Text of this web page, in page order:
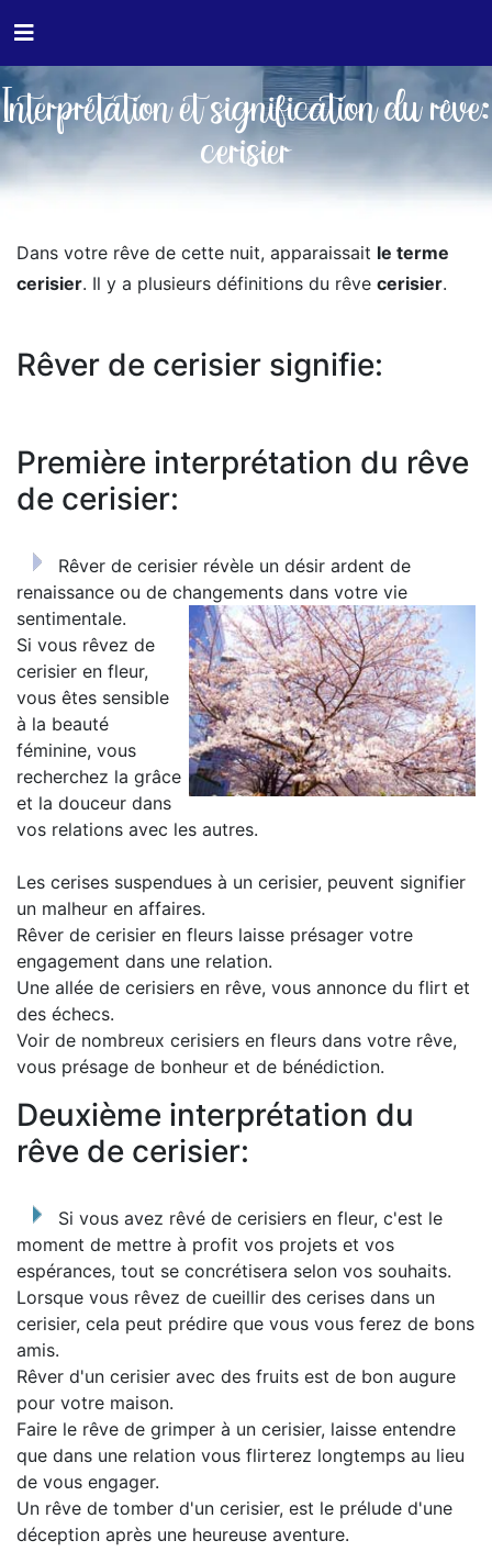
Interprétation et signification du rêve:
cerisier
Dans votre rêve de cette nuit, apparaissait le terme
cerisier. Il y a plusieurs définitions du rêve cerisier.
Rêver de cerisier signifie:
Première interprétation du rêve
de cerisier:
Rêver de cerisier révèle un désir ardent de
renaissance ou de changements dans votre vie
sentimentale.
Si vous rêvez de
cerisier en fleur,
vous êtes sensible
à la beauté
féminine, vous
recherchez la grâce
et la douceur dans
vos relations avec les autres.
Les cerises suspendues à un cerisier, peuvent signifier
un malheur en affaires.
Rêver de cerisier en fleurs laisse présager votre
engagement dans une relation.
Une allée de cerisiers en rêve, vous annonce du flirt et
des échecs.
Voir de nombreux cerisiers en fleurs dans votre rêve,
vous présage de bonheur et de bénédiction.
Deuxième interprétation du
rêve de cerisier:
Si vous avez rêvé de cerisiers en fleur, c'est le
moment de mettre à profit vos projets et vos
espérances, tout se concrétisera selon vos souhaits.
Lorsque vous rêvez de cueillir des cerises dans un
cerisier, cela peut prédire que vous vous ferez de bons
amis.
Rêver d'un cerisier avec des fruits est de bon augure
pour votre maison.
Faire le rêve de grimper à un cerisier, laisse entendre
que dans une relation vous flirterez longtemps au lieu
de vous engager.
Un rêve de tomber d'un cerisier, est le prélude d'une
déception après une heureuse aventure.